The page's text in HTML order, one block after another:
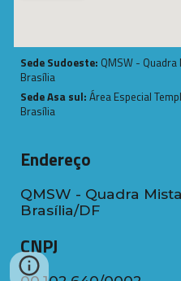
Sede Sudoeste: QMSW -
Brasília
Sede Asa sul:Área Especial
Brasília
Endereço
QMSW - Quadra
Brasília/DF
CNPJ